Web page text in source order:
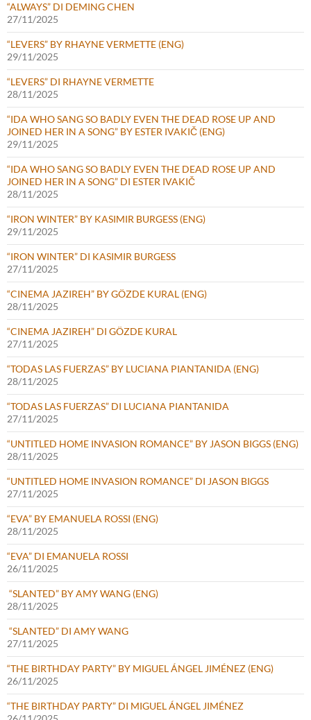
“ALWAYS” DI DEMING CHEN
27/11/2025
“LEVERS” BY RHAYNE VERMETTE (ENG)
29/11/2025
“LEVERS” DI RHAYNE VERMETTE
28/11/2025
“IDA WHO SANG SO BADLY EVEN THE DEAD ROSE UP AND
JOINED HER IN A SONG” BY ESTER IVAKIČ (ENG)
29/11/2025
“IDA WHO SANG SO BADLY EVEN THE DEAD ROSE UP AND
JOINED HER IN A SONG” DI ESTER IVAKIČ
28/11/2025
“IRON WINTER” BY KASIMIR BURGESS (ENG)
29/11/2025
“IRON WINTER” DI KASIMIR BURGESS
27/11/2025
“CINEMA JAZIREH” BY GÖZDE KURAL (ENG)
28/11/2025
“CINEMA JAZIREH” DI GÖZDE KURAL
27/11/2025
“TODAS LAS FUERZAS” BY LUCIANA PIANTANIDA (ENG)
28/11/2025
“TODAS LAS FUERZAS” DI LUCIANA PIANTANIDA
27/11/2025
“UNTITLED HOME INVASION ROMANCE” BY JASON BIGGS (ENG)
28/11/2025
“UNTITLED HOME INVASION ROMANCE” DI JASON BIGGS
27/11/2025
“EVA” BY EMANUELA ROSSI (ENG)
28/11/2025
“EVA” DI EMANUELA ROSSI
26/11/2025
“SLANTED” BY AMY WANG (ENG)
28/11/2025
“SLANTED” DI AMY WANG
27/11/2025
“THE BIRTHDAY PARTY” BY MIGUEL ÁNGEL JIMÉNEZ (ENG)
26/11/2025
“THE BIRTHDAY PARTY” DI MIGUEL ÁNGEL JIMÉNEZ